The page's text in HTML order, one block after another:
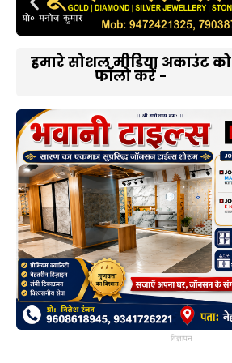
हमारे सोशल मीडिया अकाउंट को
फॉलो करें -
विज्ञापन